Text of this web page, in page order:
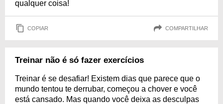
qualquer coisa!
COPIAR COMPARTILHAR
Treinar não é só fazer exercícios
Treinar é se desafiar! Existem dias que parece que o
mundo tentou te derrubar, começou a chover e você
está cansado. Mas quando você deixa as desculpas